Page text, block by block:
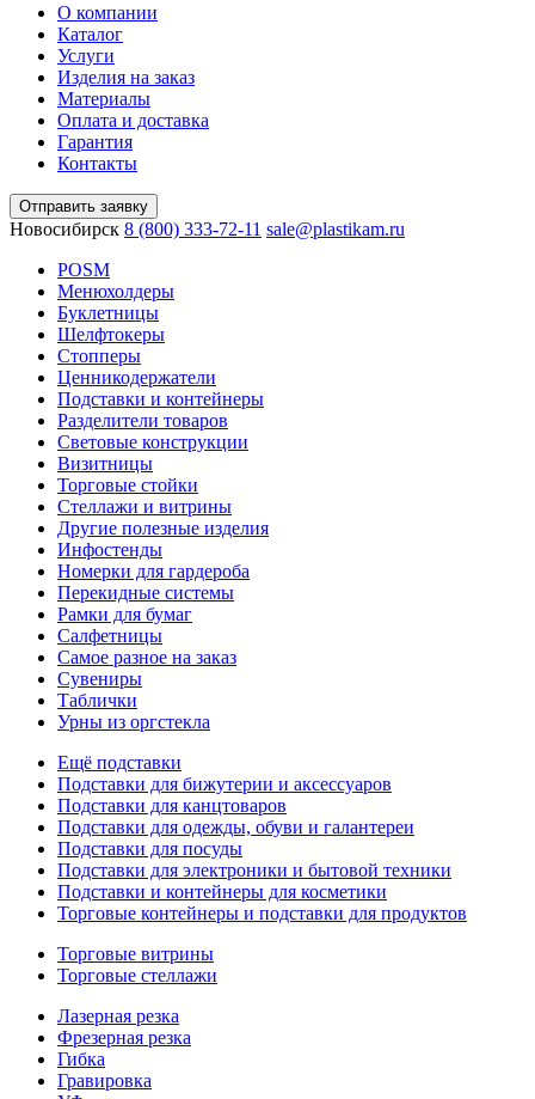
О компании
Каталог
Услуги
Изделия на заказ
Материалы
Оплата и доставка
Гарантия
Контакты
Отправить заявку
Новосибирск 8 (800) 333-72-11 sale@plastikam.ru
POSM
Менюхолдеры
Буклетницы
Шелфтокеры
Стопперы
Ценникодер­жа­те­ли
Подставки и контейнеры
Разделители товаров
Световые конструкции
Визитницы
Торговые стойки
Cтеллажи и витрины
Другие полезные изделия
Инфостенды
Номерки для гардероба
Перекидные системы
Рамки для бумаг
Салфетницы
Самое разное на заказ
Сувениры
Таблички
Урны из оргстекла
Ещё подставки
Подставки для бижутерии и аксессуаров
Подставки для канцтоваров
Подставки для одежды, обуви и галантереи
Подставки для посуды
Подставки для электроники и бытовой техники
Подставки и контейнеры для косметики
Торговые контейнеры и подставки для продуктов
Торговые витрины
Торговые стеллажи
Лазерная резка
Фрезерная резка
Гибка
Гравировка